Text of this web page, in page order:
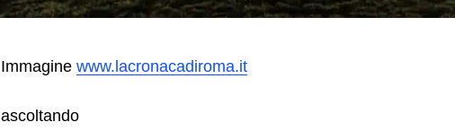
Immagine www.lacronacadiroma.it
ascoltando